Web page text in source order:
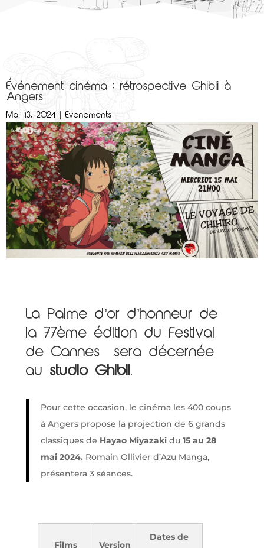
Événement cinéma : rétrospective Ghibli à
Angers
Mai 13, 2024 |Evenements
La Palme d’or d’honneur de
la 77ème édition du Festival
de Cannes sera décernée
au studio Ghibli .
Pour cette occasion, le cinéma les 400 coups
à Angers propose la projection de 6 grands
classiques de Hayao Miyazakidu 15 au 28
mai 2024. Romain Ollivier d’Azu Manga,
présentera 3 séances.
Films Version
Dates de